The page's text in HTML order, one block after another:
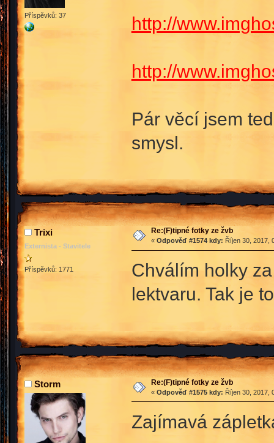
Příspěvků: 37 http://
http://
Pár věcí jsem
smysl.
Trixi
Externista - Stavitele
Příspěvků: 1771
Re:(F)tipné fotky ze žvb
« Odpověď #1574 kdy: Říjen 30, 2017,
Chválím holky
lektvaru. Tak je
Storm Re:(F)tipné fotky ze žvb
« Odpověď #1575 kdy: Říjen 30, 2017,
Zajímavá